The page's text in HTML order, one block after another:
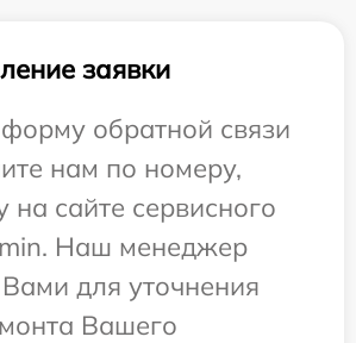
заявки
обратной связи
нам по номеру,
на сайте сервисного
Наш менеджер
для уточнения
Вашего